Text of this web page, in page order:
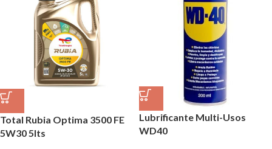
Total Rubia Optima 3500 FE
5W30 5lts
Lubrificante Multi-Usos
WD40